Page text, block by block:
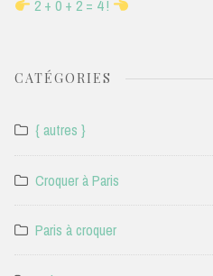
2 + 0 + 2 = 4 !
CATÉGORIES
{ autres }
Croquer à Paris
Paris à croquer